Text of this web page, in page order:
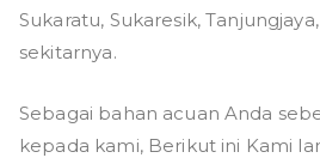
Sukaratu, Sukaresik,
sekitarnya.
Sebagai bahan acuan Anda
kepada kami, Berikut ini Kami